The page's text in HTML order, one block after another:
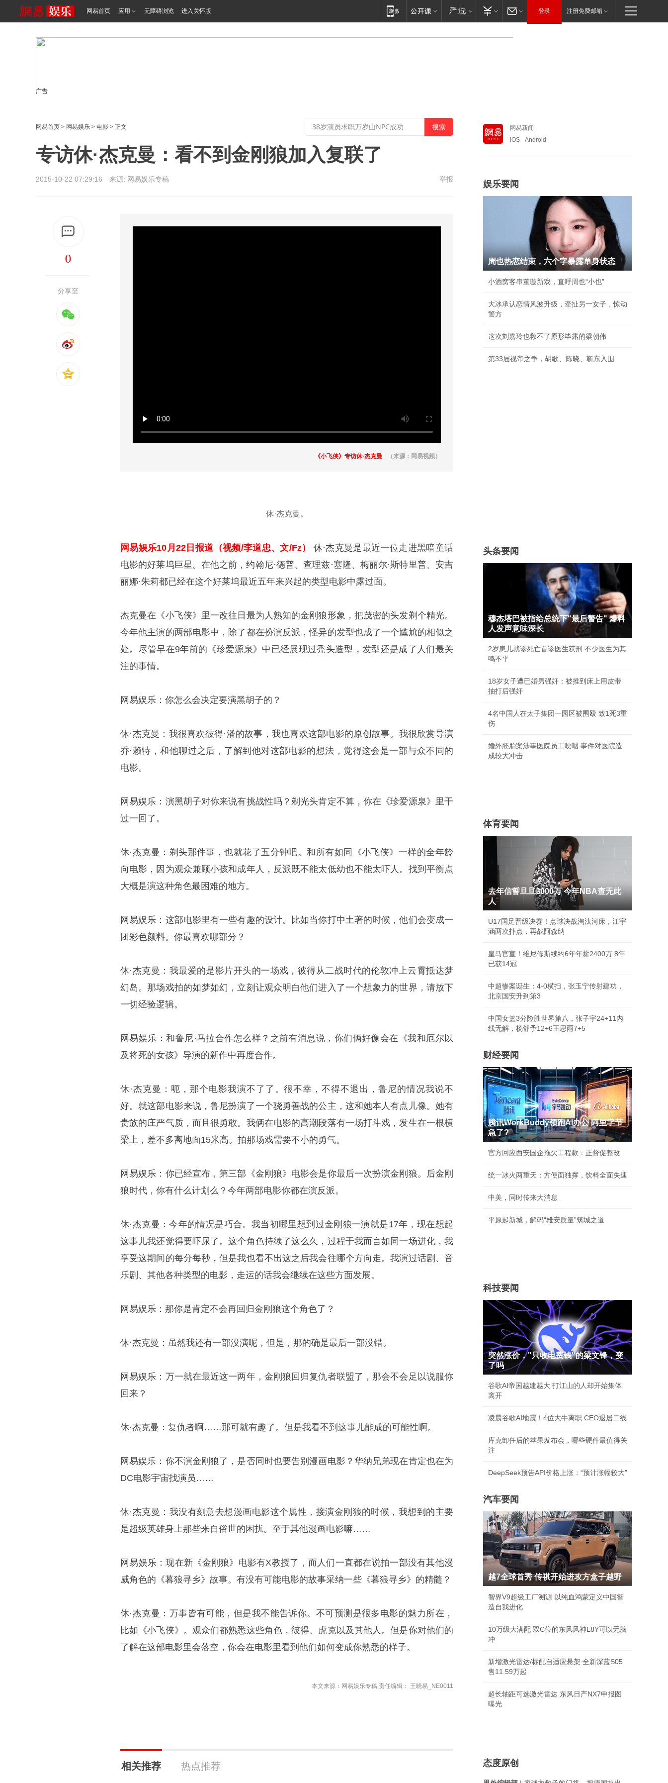
网易首页 应用 无障碍浏览 进入关怀版 登录 注册免费邮箱
广告
网易首页 > 网易娱乐 > 电影 > 正文
专访休·杰克曼：看不到金刚狼加入复联了
2015-10-22 07:29:16 来源: 网易娱乐专稿 举报
0
分享至
《小飞侠》专访休·杰克曼 （来源：网易视频）
休·杰克曼。
网易娱乐10月22日报道（视频/李道忠、文/Fz）
休·杰克曼是最近一位走进黑暗童话
电影的好莱坞巨星。在他之前，约翰尼·德普、查理兹·塞隆、梅丽尔·斯特里普、安吉
丽娜·朱莉都已经在这个好莱坞最近五年来兴起的类型电影中露过面。
杰克曼在《小飞侠》里一改往日最为人熟知的金刚狼形象，把茂密的头发剃个精光。
今年他主演的两部电影中，除了都在扮演反派，怪异的发型也成了一个尴尬的相似之
处。尽管早在9年前的《珍爱源泉》中已经展现过秃头造型，发型还是成了人们最关
注的事情。
网易娱乐：你怎么会决定要演黑胡子的？
休·杰克曼：我很喜欢彼得·潘的故事，我也喜欢这部电影的原创故事。我很欣赏导演
乔·赖特，和他聊过之后，了解到他对这部电影的想法，觉得这会是一部与众不同的
电影。
网易娱乐：演黑胡子对你来说有挑战性吗？剃光头肯定不算，你在《珍爱源泉》里干
过一回了。
休·杰克曼：剃头那件事，也就花了五分钟吧。和所有如同《小飞侠》一样的全年龄
向电影，因为观众兼顾小孩和成年人，反派既不能太低幼也不能太吓人。找到平衡点
大概是演这种角色最困难的地方。
网易娱乐：这部电影里有一些有趣的设计。比如当你打中土著的时候，他们会变成一
团彩色颜料。你最喜欢哪部分？
休·杰克曼：我最爱的是影片开头的一场戏，彼得从二战时代的伦敦冲上云霄抵达梦
幻岛。那场戏拍的如梦如幻，立刻让观众明白他们进入了一个想象力的世界，请放下
一切经验逻辑。
网易娱乐：和鲁尼·马拉合作怎么样？之前有消息说，你们俩好像会在《我和厄尔以
及将死的女孩》导演的新作中再度合作。
休·杰克曼：呃，那个电影我演不了了。很不幸，不得不退出，鲁尼的情况我说不
好。就这部电影来说，鲁尼扮演了一个骁勇善战的公主，这和她本人有点儿像。她有
贵族的庄严气质，而且很勇敢。我俩在电影的高潮段落有一场打斗戏，发生在一根横
梁上，差不多离地面15米高。拍那场戏需要不小的勇气。
网易娱乐：你已经宣布，第三部《金刚狼》电影会是你最后一次扮演金刚狼。后金刚
狼时代，你有什么计划么？今年两部电影你都在演反派。
休·杰克曼：今年的情况是巧合。我当初哪里想到过金刚狼一演就是17年，现在想起
这事儿我还觉得要吓尿了。这个角色持续了这么久，过程于我而言如同一场进化，我
享受这期间的每分每秒，但是我也看不出这之后我会往哪个方向走。我演过话剧、音
乐剧、其他各种类型的电影，走运的话我会继续在这些方面发展。
网易娱乐：那你是肯定不会再回归金刚狼这个角色了？
休·杰克曼：虽然我还有一部没演呢，但是，那的确是最后一部没错。
网易娱乐：万一就在最近这一两年，金刚狼回归复仇者联盟了，那会不会足以说服你
回来？
休·杰克曼：复仇者啊……那可就有趣了。但是我看不到这事儿能成的可能性啊。
网易娱乐：你不演金刚狼了，是否同时也要告别漫画电影？华纳兄弟现在肯定也在为
DC电影宇宙找演员……
休·杰克曼：我没有刻意去想漫画电影这个属性，接演金刚狼的时候，我想到的主要
是超级英雄身上那些来自俗世的困扰。至于其他漫画电影嘛……
网易娱乐：现在新《金刚狼》电影有X教授了，而人们一直都在说拍一部没有其他漫
威角色的《暮狼寻乡》故事。有没有可能电影的故事采纳一些《暮狼寻乡》的精髓？
休·杰克曼：万事皆有可能，但是我不能告诉你。不可预测是很多电影的魅力所在，
比如《小飞侠》。观众们都熟悉这些角色，彼得、虎克以及其他人。但是你对他们的
了解在这部电影里会落空，你会在电影里看到他们如何变成你熟悉的样子。
本文来源：网易娱乐专稿 责任编辑： 王晓易_NE0011
相关推荐 热点推荐
网易新闻
iOS
Android
娱乐要闻
周也热恋结束，六个字暴露单身状态
小酒窝客串董璇新戏，直呼周也“小也”
大冰承认恋情风波升级，牵扯另一女子，惊动
警方
这次刘嘉玲也救不了原形毕露的梁朝伟
第33届视帝之争，胡歌、陈晓、靳东入围
头条要闻
穆杰塔巴被指给总统下"最后警告" 爆料
人发声意味深长
2岁患儿就诊死亡首诊医生获刑 不少医生为其
鸣不平
18岁女子遭已婚男强奸：被推到床上用皮带
抽打后强奸
4名中国人在太子集团一园区被围殴 致1死3重
伤
婚外胚胎案涉事医院员工哽咽:事件对医院造
成较大冲击
体育要闻
去年信誓旦旦3000万 今年NBA查无此
人
U17国足晋级决赛！点球决战淘汰河床，江宇
涵两次扑点，再战阿森纳
皇马官宣！维尼修斯续约6年年薪2400万 8年
已获14冠
中超惨案诞生：4-0横扫，张玉宁传射建功，
北京国安升到第3
中国女篮3分险胜世界第八，张子宇24+11内
线无解，杨舒予12+6王思雨7+5
财经要闻
腾讯WorkBuddy领跑AI办公 阿里字节
急了?
官方回应西安国企拖欠工程款：正督促整改
统一冰火两重天：方便面独撑，饮料全面失速
中美，同时传来大消息
平原起新城，解码“雄安质量”筑城之道
科技要闻
突然涨价，"只收电费钱"的梁文锋，变
了吗
谷歌AI帝国越建越大 打江山的人却开始集体
离开
凌晨谷歌AI地震！4位大牛离职 CEO退居二线
库克卸任后的苹果发布会，哪些硬件最值得关
注
DeepSeek预告API价格上涨：“预计涨幅较大”
汽车要闻
越7全球首秀 传祺开始进攻方盒子越野
智界V9超级工厂溯源 以纯血鸿蒙定义中国智
造自我进化
10万级大满配 双C位的东风风神L8Y可以无脑
冲
新增激光雷达/标配自适应悬架 全新深蓝S05
售11.59万起
超长轴距可选激光雷达 东风日产NX7申报图
曝光
态度原创